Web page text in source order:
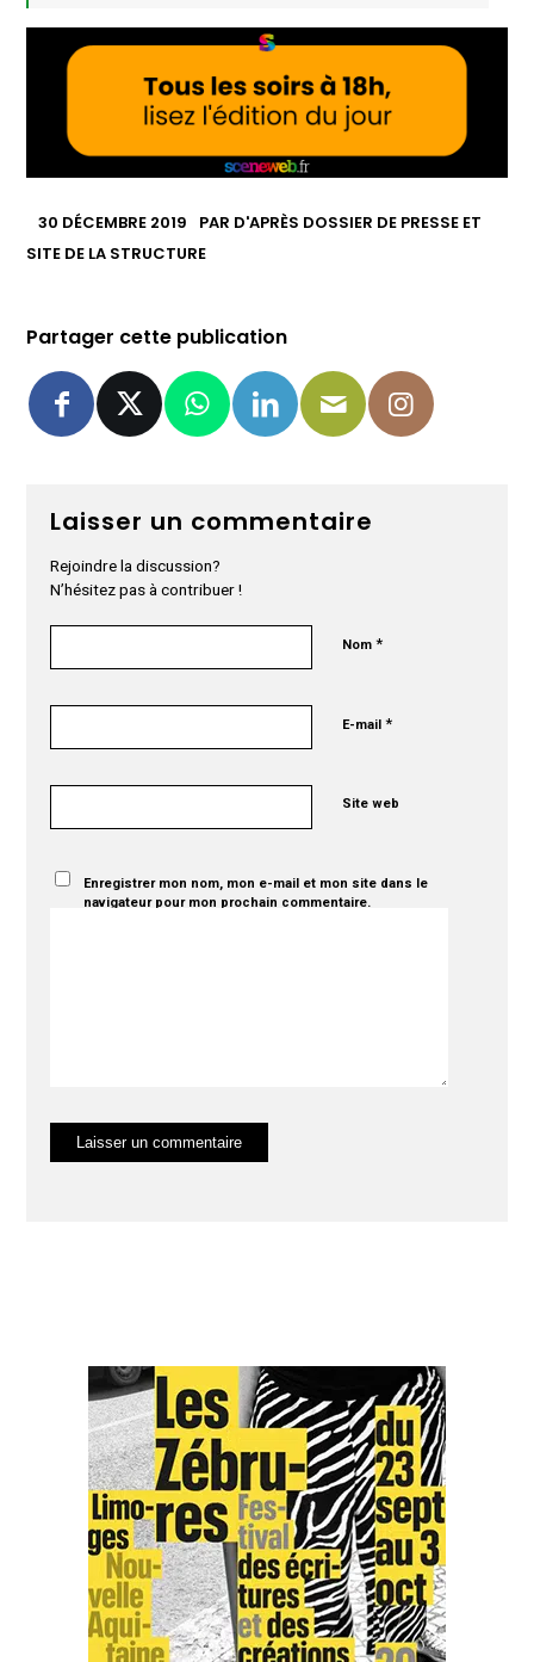
30 DÉCEMBRE 2019 PAR D'APRÈS DOSSIER DE PRESSE ET
SITE DE LA STRUCTURE
Partager cette publication
Laisser un commentaire
Rejoindre la discussion?
N’hésitez pas à contribuer !
Nom*
E-mail*
Site web
Enregistrer mon nom, mon e-mail et mon site dans le
navigateur pour mon prochain commentaire.